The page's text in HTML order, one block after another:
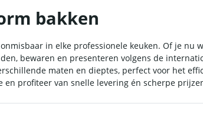
bakken
in elke professionele keuken. Of je
bewaren en presenteren volgens de
maten en dieptes, perfect voor het
en profiteer van snelle levering én scherpe